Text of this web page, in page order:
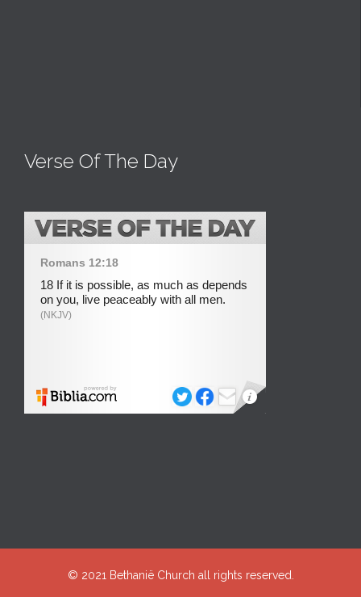
Verse Of The Day
© 2021 Bethanië Church all rights reserved.